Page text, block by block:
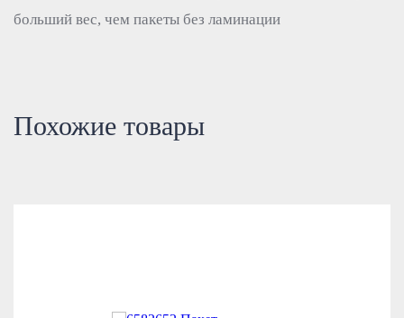
больший вес, чем пакеты без ламинации
Похожие товары